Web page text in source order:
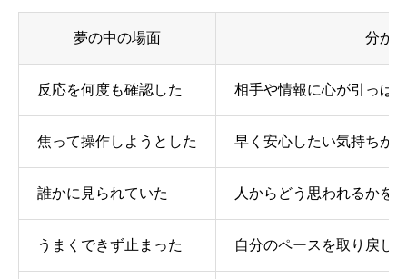
夢の中の場面 分か
反応を何度も確認した 相手や情報に心が引っぱ
焦って操作しようとした 早く安心したい気持ちが
誰かに見られていた 人からどう思われるかを
うまくできず止まった 自分のペースを取り戻し